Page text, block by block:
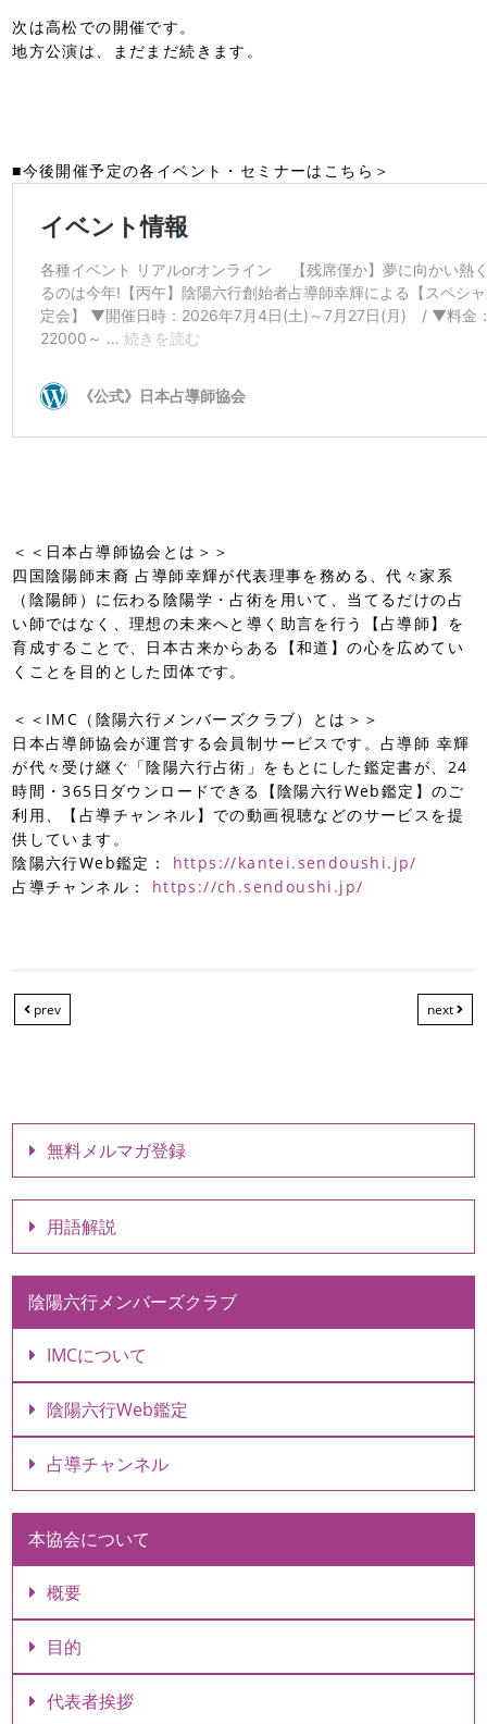
次は高松での開催です。
地方公演は、まだまだ続きます。
■今後開催予定の各イベント・セミナーはこちら＞
＜＜日本占導師協会とは＞＞
四国陰陽師末裔 占導師幸輝が代表理事を務める、代々家系
（陰陽師）に伝わる陰陽学・占術を用いて、当てるだけの占
い師ではなく、理想の未来へと導く助言を行う【占導師】を
育成することで、日本古来からある【和道】の心を広めてい
くことを目的とした団体です。
＜＜IMC（陰陽六行メンバーズクラブ）とは＞＞
日本占導師協会が運営する会員制サービスです。占導師 幸輝
が代々受け継ぐ「陰陽六行占術」をもとにした鑑定書が、24
時間・365日ダウンロードできる【陰陽六行Web鑑定】のご
利用、【占導チャンネル】での動画視聴などのサービスを提
供しています。
陰陽六行Web鑑定： https://kantei.sendoushi.jp/
占導チャンネル： https://ch.sendoushi.jp/
prev next
無料メルマガ登録
用語解説
陰陽六行メンバーズクラブ
IMCについて
陰陽六行Web鑑定
占導チャンネル
本協会について
概要
目的
代表者挨拶